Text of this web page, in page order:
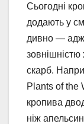
Сьогодні
додають у
дивно —
скарб.
Plants of the
кропива
ніж